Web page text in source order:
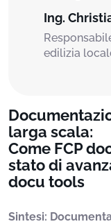
Ing.
edilizia
larga scala:
Come FCP
stato di
docu tools
Sintesi: